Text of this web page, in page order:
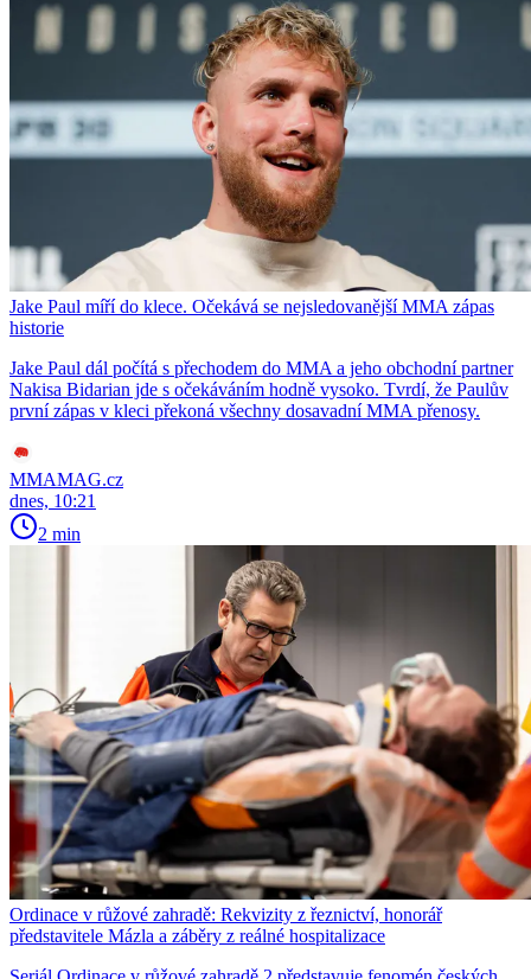
Jake Paul míří do klece. Očekává se nejsledovanější MMA zápas
historie
Jake Paul dál počítá s přechodem do MMA a jeho obchodní partner
Nakisa Bidarian jde s očekáváním hodně vysoko. Tvrdí, že Paulův
první zápas v kleci překoná všechny dosavadní MMA přenosy.
MMAMAG.cz
dnes, 10:21
2 min
Ordinace v růžové zahradě: Rekvizity z řeznictví, honorář
představitele Mázla a záběry z reálné hospitalizace